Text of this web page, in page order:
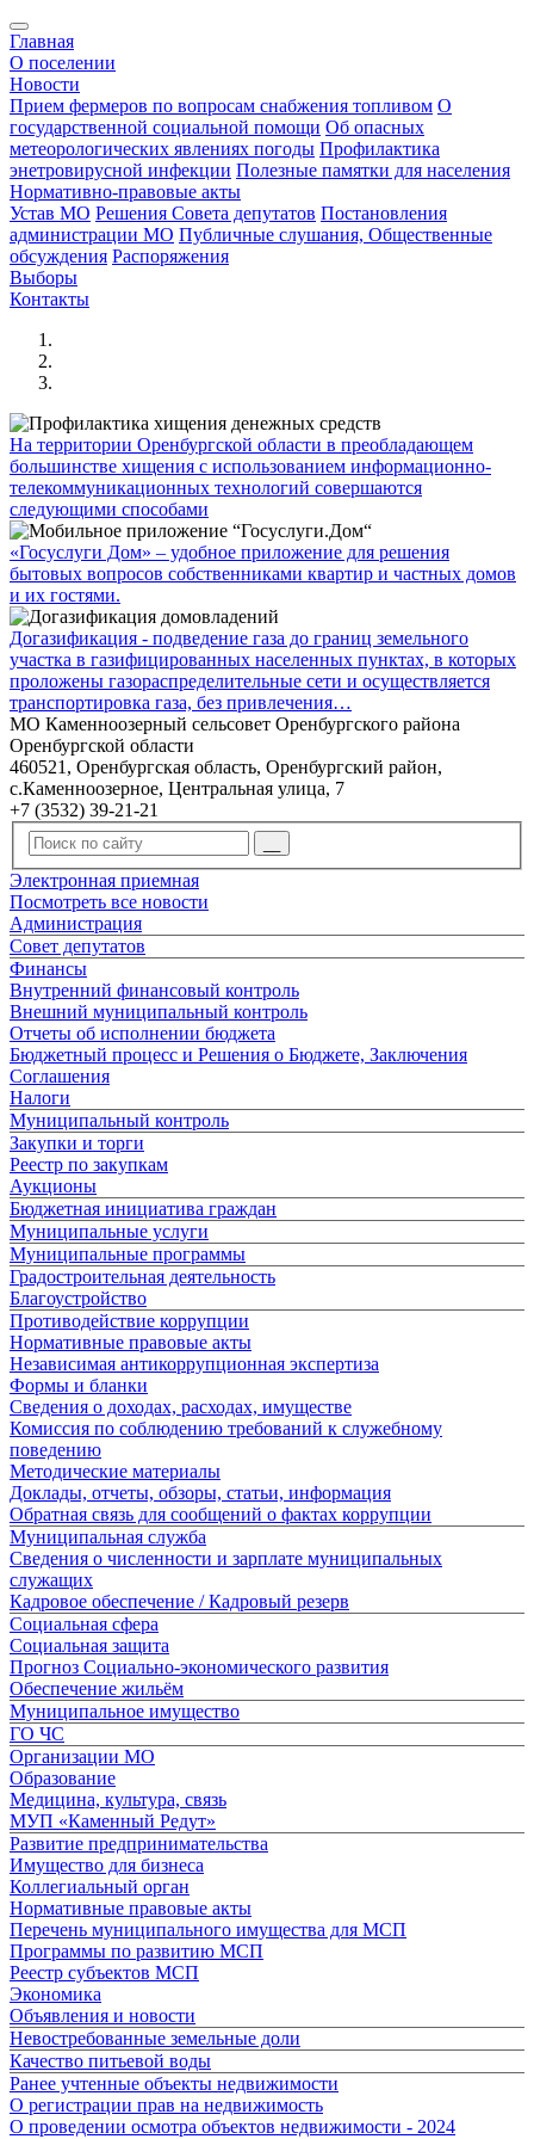
Главная
О поселении
Новости
Прием фермеров по вопросам снабжения топливом О
государственной социальной помощи Об опасных
метеорологических явлениях погоды Профилактика
энетровирусной инфекции Полезные памятки для населения
Нормативно-правовые акты
Устав МО Решения Совета депутатов Постановления
администрации МО Публичные слушания, Общественные
обсуждения Распоряжения
Выборы
Контакты
На территории Оренбургской области в преобладающем
большинстве хищения с использованием информационно-
телекоммуникационных технологий совершаются
следующими способами
«Госуслуги Дом» – удобное приложение для решения
бытовых вопросов собственниками квартир и частных домов
и их гостями.
Догазификация - подведение газа до границ земельного
участка в газифицированных населенных пунктах, в которых
проложены газораспределительные сети и осуществляется
транспортировка газа, без привлечения…
МО Каменноозерный сельсовет Оренбургского района
Оренбургской области
460521, Оренбургская область, Оренбургский район,
с.Каменноозерное, Центральная улица, 7
+7 (3532) 39-21-21
Электронная приемная
Посмотреть все новости
Администрация
Совет депутатов
Финансы
Внутренний финансовый контроль
Внешний муниципальный контроль
Отчеты об исполнении бюджета
Бюджетный процесс и Решения о Бюджете, Заключения
Соглашения
Налоги
Муниципальный контроль
Закупки и торги
Реестр по закупкам
Аукционы
Бюджетная инициатива граждан
Муниципальные услуги
Муниципальные программы
Градостроительная деятельность
Благоустройство
Противодействие коррупции
Нормативные правовые акты
Независимая антикоррупционная экспертиза
Формы и бланки
Сведения о доходах, расходах, имуществе
Комиссия по соблюдению требований к служебному
поведению
Методические материалы
Доклады, отчеты, обзоры, статьи, информация
Обратная связь для сообщений о фактах коррупции
Муниципальная служба
Сведения о численности и зарплате муниципальных
служащих
Кадровое обеспечение / Кадровый резерв
Социальная сфера
Социальная защита
Прогноз Социально-экономического развития
Обеспечение жильём
Муниципальное имущество
ГО ЧС
Организации МО
Образование
Медицина, культура, связь
МУП «Каменный Редут»
Развитие предпринимательства
Имущество для бизнеса
Коллегиальный орган
Нормативные правовые акты
Перечень муниципального имущества для МСП
Программы по развитию МСП
Реестр субъектов МСП
Экономика
Объявления и новости
Невостребованные земельные доли
Качество питьевой воды
Ранее учтенные объекты недвижимости
О регистрации прав на недвижимость
О проведении осмотра объектов недвижимости - 2024